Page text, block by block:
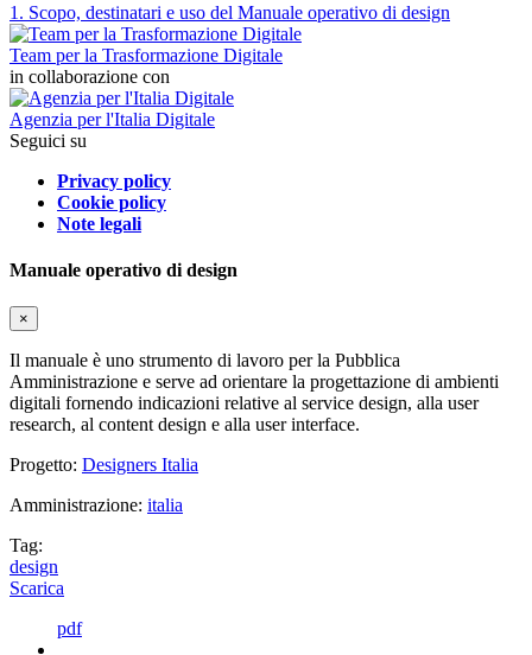
1. Scopo, destinatari e uso del Manuale operativo di design
Team per la Trasformazione Digitale
in collaborazione con
Agenzia per l'Italia Digitale
Seguici su
Privacy policy
Cookie policy
Note legali
Manuale operativo di design
×
Il manuale è uno strumento di lavoro per la Pubblica
Amministrazione e serve ad orientare la progettazione di ambienti
digitali fornendo indicazioni relative al service design, alla user
research, al content design e alla user interface.
Progetto: Designers Italia
Amministrazione: italia
Tag:
design
Scarica
pdf